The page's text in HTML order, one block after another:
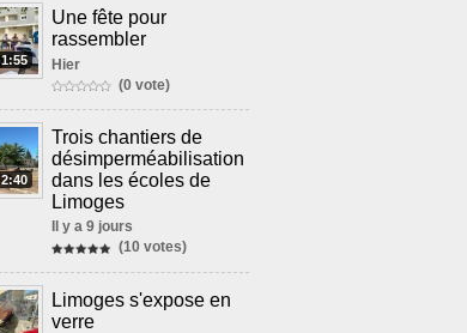
1:55
Une fête pour
rassembler
Hier
(0 vote)
2:40
Trois chantiers de
désimperméabilisation
dans les écoles de
Limoges
Il y a 9 jours
(10 votes)
Limoges s'expose en
verre